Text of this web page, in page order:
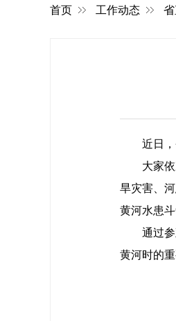
首页 工作动态
近日
大家依次
旱灾害、
黄河水患
通过参观
黄河时的